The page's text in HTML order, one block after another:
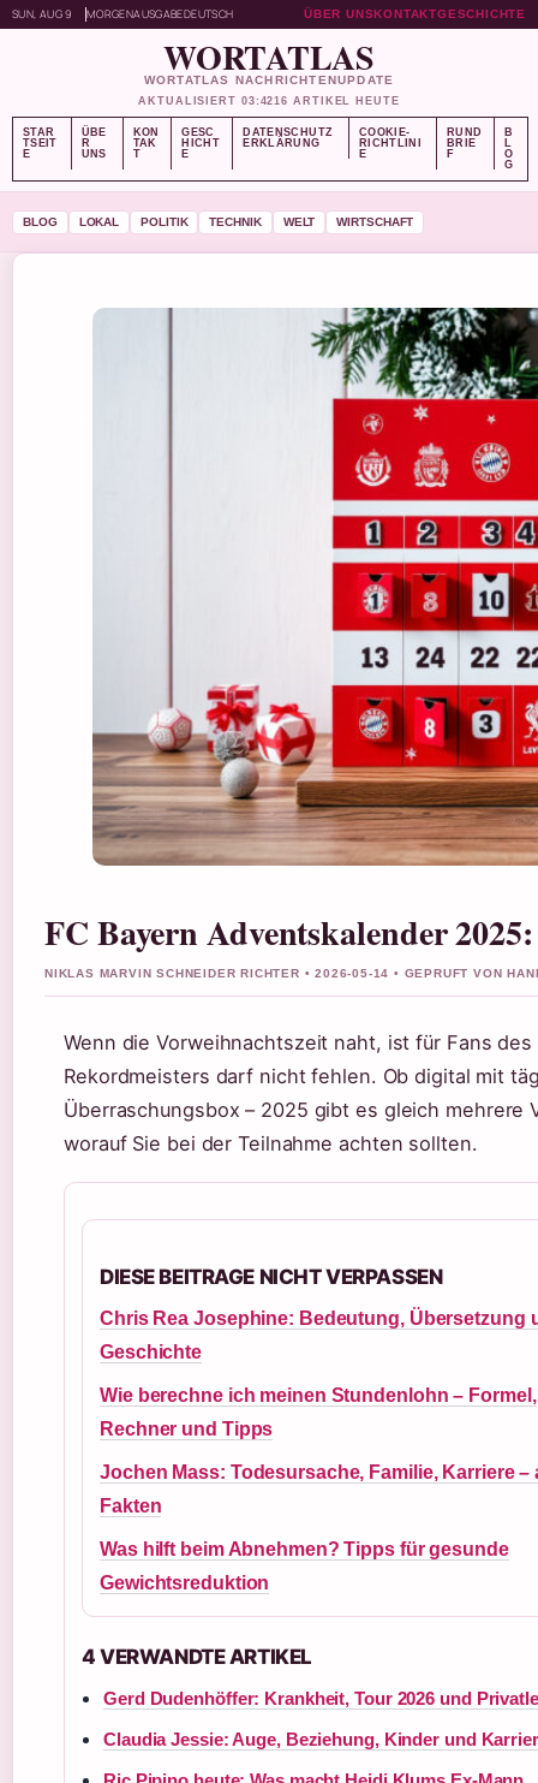
SUN, AUG 9 MORGENAUSGABEDEUTSCH ÜBER UNSKONTAKTGESCHICHTE
WORTATLAS
WORTATLAS NACHRICHTENUPDATE
AKTUALISIERT 03:4216 ARTIKEL HEUTE
STAR
TSEIT
E
ÜBE
R
UNS
KON
TAK
T
GESC
HICHT
E
DATENSCHUTZ
ERKLÄRUNG
COOKIE-
RICHTLINI
E
RUND
BRIE
F
B
L
O
G
BLOG LOKAL POLITIK TECHNIK WELT WIRTSCHAFT
FC Bayern Adventskalender
NIKLAS MARVIN SCHNEIDER RICHTER • 2026-05-14 • GEPRUFT VON
Wenn die Vorweihnachtszeit naht, ist für Fans
Rekordmeisters darf nicht fehlen. Ob digital mit
Überraschungsbox – 2025 gibt es gleich
worauf Sie bei der Teilnahme achten sollten.
DIESE BEITRAGE NICHT VERPASSEN
Chris Rea Josephine: Bedeutung, Übersetzung
Geschichte
Wie berechne ich meinen Stundenlohn – Formel,
Rechner und Tipps
Jochen Mass: Todesursache, Familie, Karriere –
Fakten
Was hilft beim Abnehmen? Tipps für gesunde
Gewichtsreduktion
4 VERWANDTE ARTIKEL
Gerd Dudenhöffer: Krankheit, Tour 2026 und
Claudia Jessie: Auge, Beziehung, Kinder und